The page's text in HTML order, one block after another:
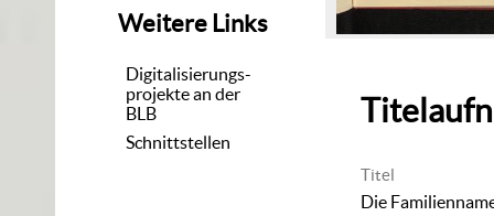
Weitere Links
Digitalisierungs-
projekte an der
BLB
Schnittstellen
Titel
Die